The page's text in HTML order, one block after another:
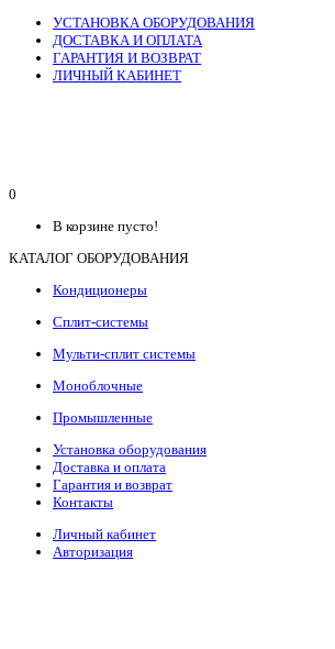
УСТАНОВКА ОБОРУДОВАНИЯ
ДОСТАВКА И ОПЛАТА
ГАРАНТИЯ И ВОЗВРАТ
ЛИЧНЫЙ КАБИНЕТ
0
В корзине пусто!
КАТАЛОГ ОБОРУДОВАНИЯ
Кондиционеры
Сплит-системы
Мульти-сплит системы
Моноблочные
Промышленные
Установка оборудования
Доставка и оплата
Гарантия и возврат
Контакты
Личный кабинет
Авторизация